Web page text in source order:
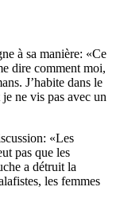
à sa manière: «Ce
dire comment moi,
J’habite dans le
ne vis pas avec un
«Les
pas que les
a détruit la
les femmes